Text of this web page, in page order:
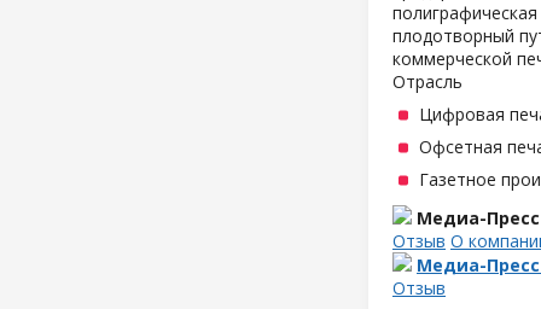
плодотворный
коммерческой
Отрасль
Цифровая
Офсетная
Газетное
Медиа-
Отзыв О
Медиа-
Отзыв